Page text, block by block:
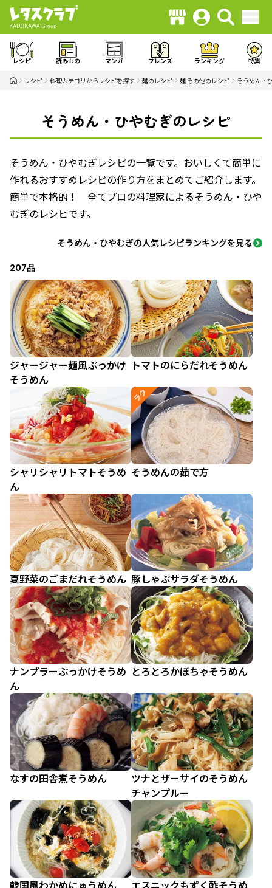
レシピ 読みもの マンガ フレンズ ランキング 特集
レシピ 料理カテゴリからレシピを探す 麺のレシピ 麺 その他のレシピ そうめん・
そうめん・ひやむぎのレシピ
そうめん・ひやむぎレシピの一覧です。おいしくて簡単に
作れるおすすめレシピの作り方をまとめてご紹介します。
簡単で本格的！ 全てプロの料理家によるそうめん・ひや
むぎのレシピです。
そうめん・ひやむぎの人気レシピランキングを見る
207品
ジャージャー麺風ぶっかけ
そうめん
トマトのにらだれそうめん
シャリシャリトマトそうめ
ん
ラク
そうめんの茹で方
夏野菜のごまだれそうめん 豚しゃぶサラダそうめん
ナンプラーぶっかけそうめ
ん
とろとろかぼちゃそうめん
なすの田舎煮そうめん
ツナとザーサイのそうめん
チャンプルー
韓国風わかめにゅうめん
エスニックもずく酢そうめ